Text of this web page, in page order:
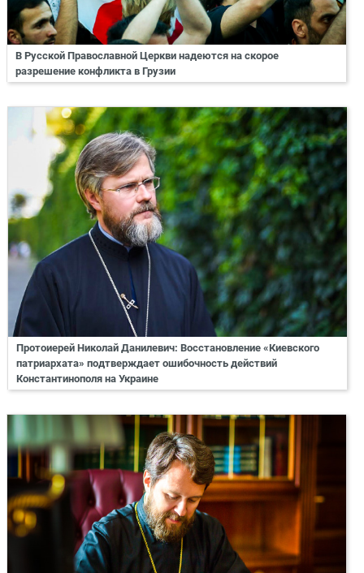
В Русской Православной Церкви надеются на скорое
разрешение конфликта в Грузии
Протоиерей Николай Данилевич: Восстановление «Киевского
патриархата» подтверждает ошибочность действий
Константинополя на Украине